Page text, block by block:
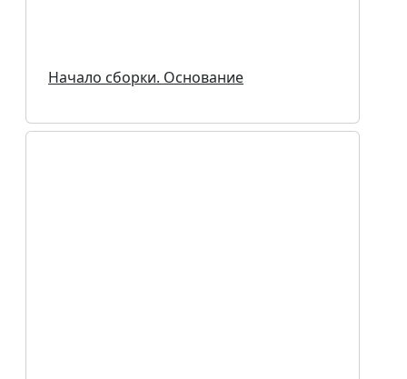
Начало сборки. Основание